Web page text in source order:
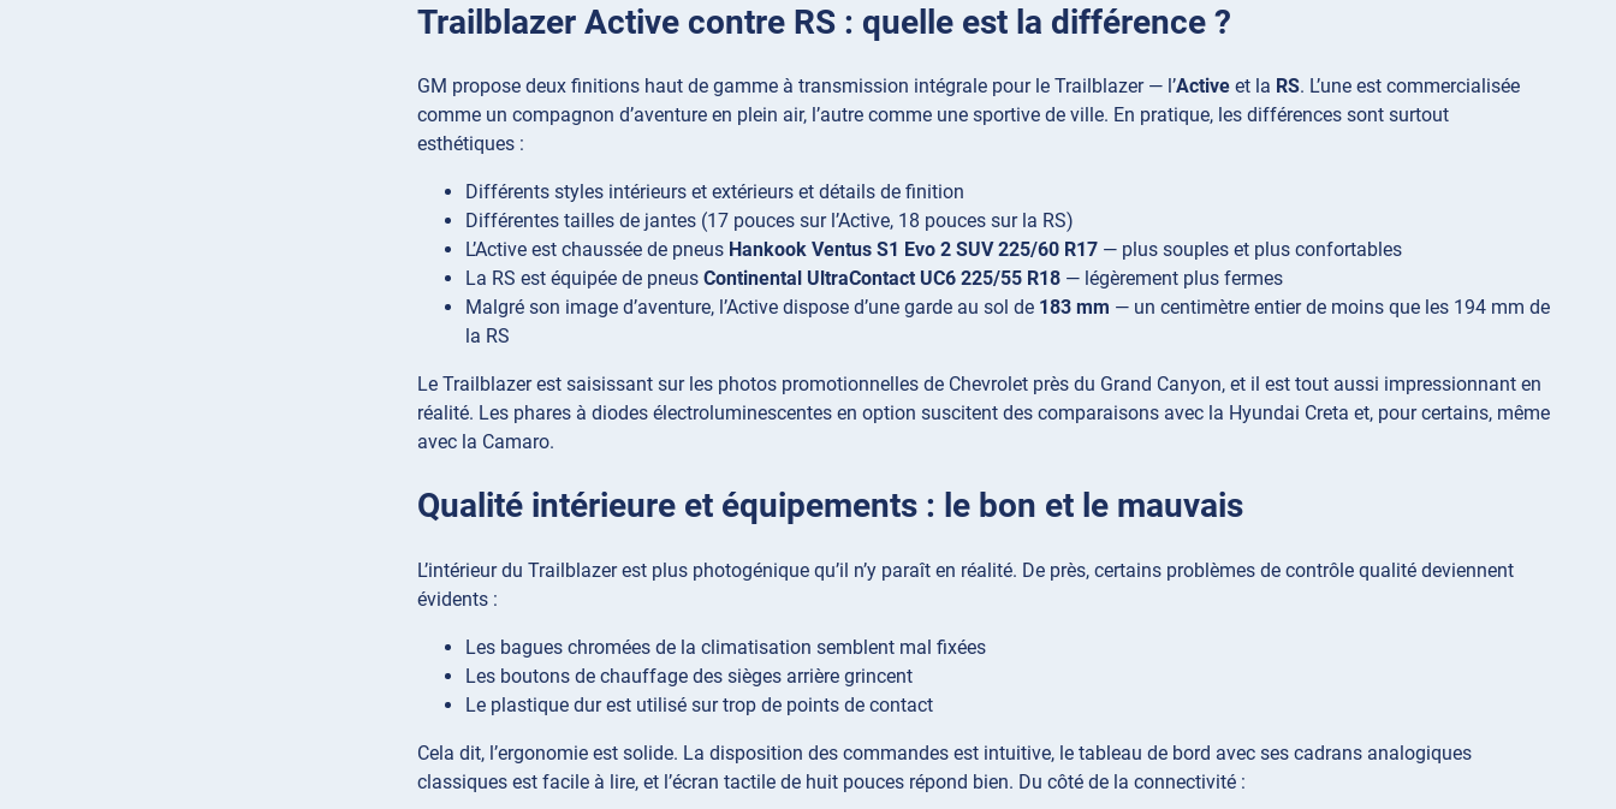
Trailblazer Active contre RS : quelle est la différence ?
GM propose deux finitions haut de gamme à transmission intégrale pour le Trailblazer — l’Active et la RS. L’une est commercialisée
comme un compagnon d’aventure en plein air, l’autre comme une sportive de ville. En pratique, les différences sont surtout
esthétiques :
Différents styles intérieurs et extérieurs et détails de finition
Différentes tailles de jantes (17 pouces sur l’Active, 18 pouces sur la RS)
L’Active est chaussée de pneus Hankook Ventus S1 Evo 2 SUV 225/60 R17 — plus souples et plus confortables
La RS est équipée de pneus Continental UltraContact UC6 225/55 R18 — légèrement plus fermes
Malgré son image d’aventure, l’Active dispose d’une garde au sol de 183 mm — un centimètre entier de moins que les 194 mm de
la RS
Le Trailblazer est saisissant sur les photos promotionnelles de Chevrolet près du Grand Canyon, et il est tout aussi impressionnant en
réalité. Les phares à diodes électroluminescentes en option suscitent des comparaisons avec la Hyundai Creta et, pour certains, même
avec la Camaro.
Qualité intérieure et équipements : le bon et le mauvais
L’intérieur du Trailblazer est plus photogénique qu’il n’y paraît en réalité. De près, certains problèmes de contrôle qualité deviennent
évidents :
Les bagues chromées de la climatisation semblent mal fixées
Les boutons de chauffage des sièges arrière grincent
Le plastique dur est utilisé sur trop de points de contact
Cela dit, l’ergonomie est solide. La disposition des commandes est intuitive, le tableau de bord avec ses cadrans analogiques
classiques est facile à lire, et l’écran tactile de huit pouces répond bien. Du côté de la connectivité :